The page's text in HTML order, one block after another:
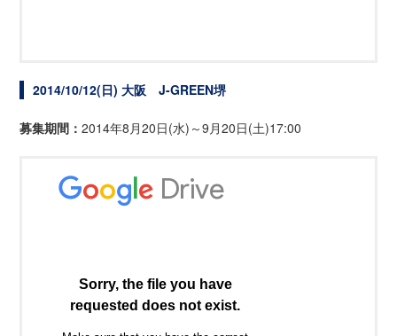
2014/10/12(日) 大阪 J-GREEN堺
募集期間：2014年8月20日(水)～9月20日(土)17:00